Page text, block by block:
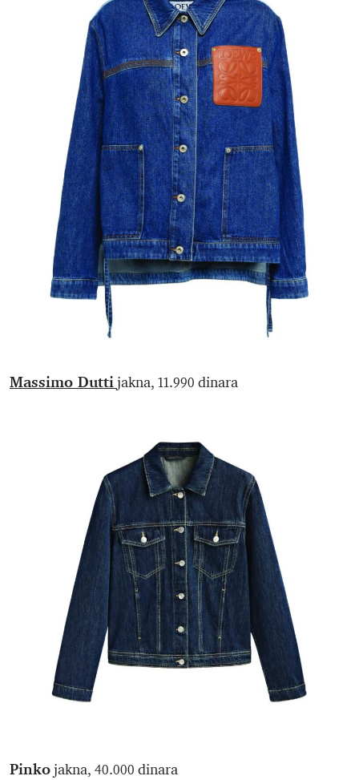
Massimo Dutti jakna, 11.990 dinara
Pinkojakna, 40.000 dinara